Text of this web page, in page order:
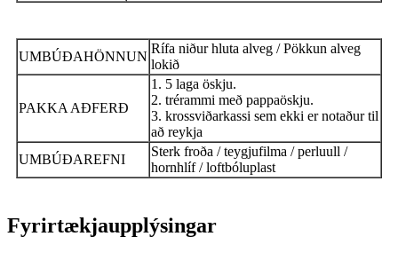
UMBÚÐAHÖNNUN
Rífa niður hluta alveg / Pökkun alveg
lokið
PAKKA AÐFERÐ
1. 5 laga öskju.
2. trérammi með pappaöskju.
3. krossviðarkassi sem ekki er notaður til
að reykja
UMBÚÐAREFNI
Sterk froða / teygjufilma / perluull /
hornhlíf / loftbóluplast
Fyrirtækjaupplýsingar